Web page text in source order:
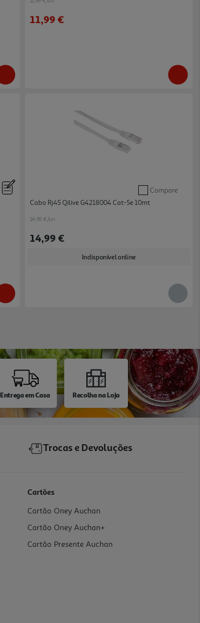
11,99 €
Compare
Cabo Rj45 Qilive G4218004 Cat-5e 10mt
14.99 €/un
14,99 €
Indisponível online
Entrega em Casa Recolha na Loja
Trocas e Devoluções
Cartões
Cartão Oney Auchan
Cartão Oney Auchan+
Cartão Presente Auchan